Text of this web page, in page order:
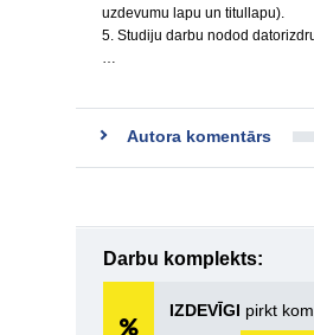
uzdevumu lapu un titullapu).
5. Studiju darbu nodod
…
Autora komentārs
Darbu komplekts:
IZDEVĪGI pirkt